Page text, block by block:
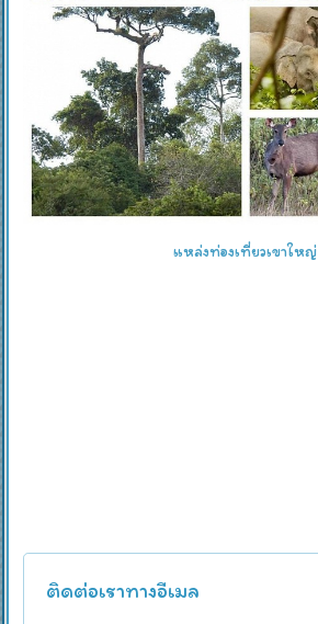
แหล่งท่องเที่ยวเขาใหญ่
ติดต่อเราทางอีเมล